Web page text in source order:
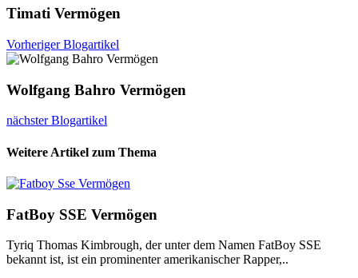
Timati Vermögen
Vorheriger Blogartikel
Wolfgang Bahro Vermögen
nächster Blogartikel
Weitere Artikel zum Thema
FatBoy SSE Vermögen
Tyriq Thomas Kimbrough, der unter dem Namen FatBoy SSE
bekannt ist, ist ein prominenter amerikanischer Rapper,..